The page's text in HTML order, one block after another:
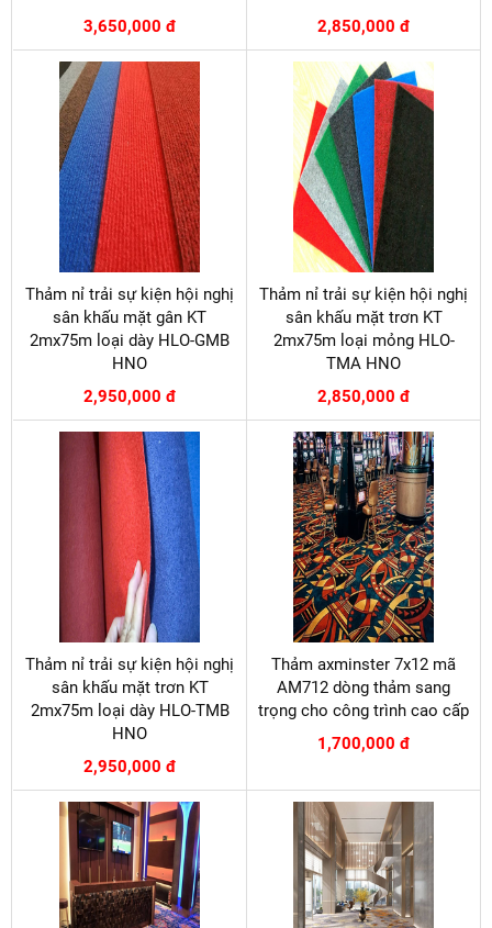
3,650,000 đ
2,850,000 đ
Thảm nỉ trải sự kiện hội nghị
sân khấu mặt gân KT
2mx75m loại dày HLO-GMB
HNO
2,950,000 đ
Thảm nỉ trải sự kiện hội nghị
sân khấu mặt trơn KT
2mx75m loại mỏng HLO-
TMA HNO
2,850,000 đ
Thảm nỉ trải sự kiện hội nghị
sân khấu mặt trơn KT
2mx75m loại dày HLO-TMB
HNO
2,950,000 đ
Thảm axminster 7x12 mã
AM712 dòng thảm sang
trọng cho công trình cao cấp
1,700,000 đ